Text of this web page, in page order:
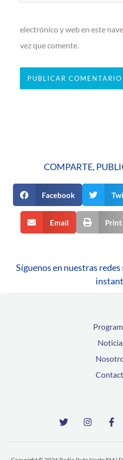
electrónico y web en este
vez que comente.
COMPARTE,
Facebook
Email Print
Síguenos en nuestras